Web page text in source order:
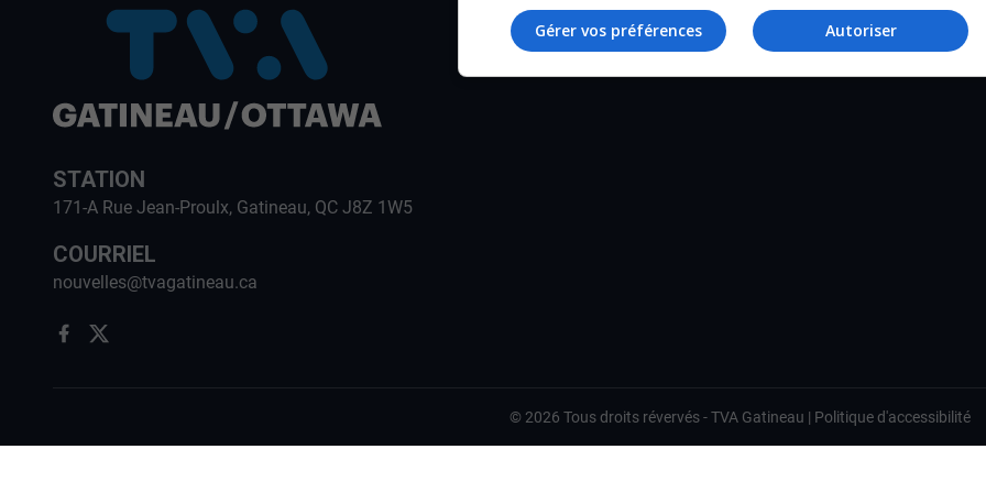
STATION
171-A Rue Jean-Proulx, Gatineau, QC J8Z 1W5
COURRIEL
nouvelles@tvagatineau.ca
TVA
© 2026 Tous droits révervés -TVA Gatineau | Politique d'accessibilité
Autoriser
Gérer vos préférences